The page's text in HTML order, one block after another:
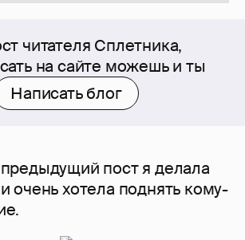
читателя Сплетника,
на сайте можешь и ты
Написать блог
пост я делала
очень хотела поднять кому-